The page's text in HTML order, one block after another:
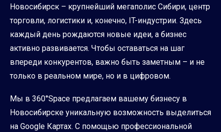
Новосибирск – крупнейший мегаполис Сибири, центр
торговли, логистики и, конечно, IT-индустрии. Здесь
каждый день рождаются новые идеи, а бизнес
активно развивается. Чтобы оставаться на шаг
впереди конкурентов, важно быть заметным – и не
только в реальном мире, но и в цифровом.
Мы в 360°Space предлагаем вашему бизнесу в
Новосибирске уникальную возможность выделиться
на Google Картах. С помощью профессиональной